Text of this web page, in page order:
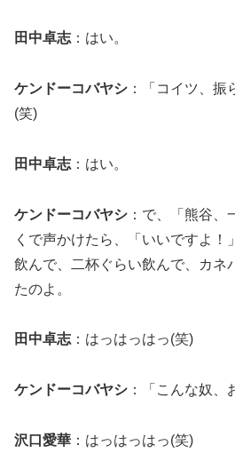
田中卓志 ：はい。
ケンドーコバヤシ ：「コイツ、振
(笑)
田中卓志 ：はい。
ケンドーコバヤシ ：で、「熊谷
くで声かけたら、「いいですよ！
飲んで、二杯ぐらい飲んで、カネ
たのよ。
田中卓志 ：はっはっはっ(笑)
ケンドーコバヤシ ：「こんな奴、
沢口愛華 ：はっはっはっ(笑)